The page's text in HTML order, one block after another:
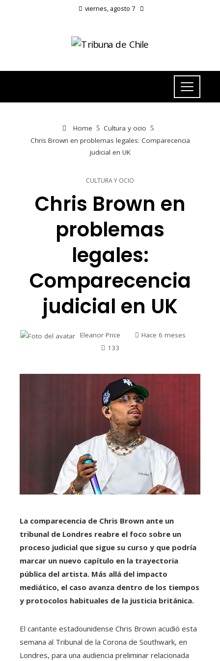
viernes, agosto 7
Home
Cultura y ocio
Chris Brown en problemas legales: Comparecencia
judicial en UK
CULTURA Y OCIO
Chris Brown en
problemas
legales:
Comparecencia
judicial en UK
Eleanor Price
Hace 6 meses
133
La comparecencia de Chris Brown ante un
tribunal de Londres reabre el foco sobre un
proceso judicial que sigue su curso y que podría
marcar un nuevo capítulo en la trayectoria
pública del artista. Más allá del impacto
mediático, el caso avanza dentro de los tiempos
y protocolos habituales de la justicia británica.
El cantante estadounidense Chris Brown acudió esta
semana al Tribunal de la Corona de Southwark, en
Londres, para una audiencia preliminar relacionada